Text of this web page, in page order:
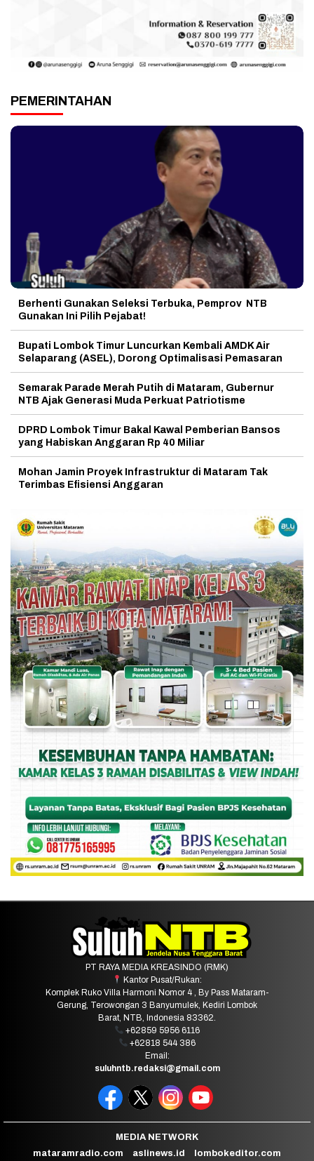
PEMERINTAHAN
Berhenti Gunakan Seleksi Terbuka, Pemprov NTB
Gunakan Ini Pilih Pejabat!
Bupati Lombok Timur Luncurkan Kembali AMDK Air
Selaparang (ASEL), Dorong Optimalisasi Pemasaran
Semarak Parade Merah Putih di Mataram, Gubernur
NTB Ajak Generasi Muda Perkuat Patriotisme
DPRD Lombok Timur Bakal Kawal Pemberian Bansos
yang Habiskan Anggaran Rp 40 Miliar
Mohan Jamin Proyek Infrastruktur di Mataram Tak
Terimbas Efisiensi Anggaran
PT RAYA MEDIA KREASINDO (RMK)
Kantor Pusat/Rukan:
Komplek Ruko Villa Harmoni Nomor 4 , By Pass Mataram-
Gerung, Terowongan 3 Banyumulek, Kediri Lombok
Barat, NTB, Indonesia 83362.
+62859 5956 6116
+62818 544 386
Email:
suluhntb.redaksi@gmail.com
MEDIA NETWORK
mataramradio.com
aslinews.id lombokeditor.com